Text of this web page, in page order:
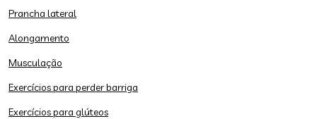
Prancha lateral
Alongamento
Musculação
Exercícios para perder barriga
Exercícios para glúteos